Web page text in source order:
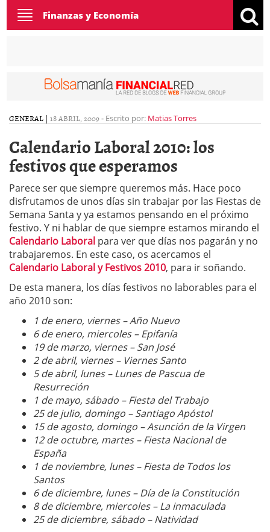
Toggle
navigation
Finanzas y Economía
GENERAL | 18 ABRIL, 2009- Escrito por: Matias Torres
Calendario Laboral 2010: los
festivos que esperamos
Parece ser que siempre queremos más. Hace poco
disfrutamos de unos días sin trabajar por las Fiestas de
Semana Santa y ya estamos pensando en el próximo
festivo. Y ni hablar de que siempre estamos mirando el
Calendario Laboral para ver que días nos pagarán y no
trabajaremos. En este caso, os acercamos el
Calendario Laboral y Festivos 2010, para ir soñando.
De esta manera, los días festivos no laborables para el
año 2010 son:
1 de enero, viernes – Año Nuevo
6 de enero, miercoles – Epifanía
19 de marzo, viernes – San José
2 de abril, viernes – Viernes Santo
5 de abril, lunes – Lunes de Pascua de
Resurreción
1 de mayo, sábado – Fiesta del Trabajo
25 de julio, domingo – Santiago Apóstol
15 de agosto, domingo – Asunción de la Virgen
12 de octubre, martes – Fiesta Nacional de
España
1 de noviembre, lunes – Fiesta de Todos los
Santos
6 de diciembre, lunes – Día de la Constitución
8 de diciembre, miercoles – La inmaculada
25 de diciembre, sábado – Natividad